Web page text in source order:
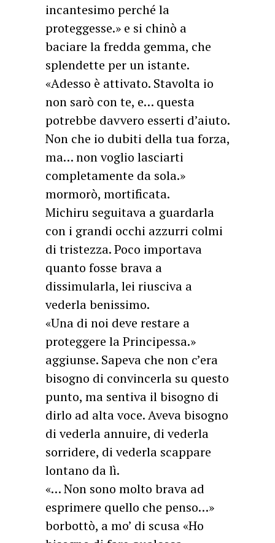
incantesimo perché la
proteggesse.» e si chinò a
baciare la fredda gemma, che
splendette per un istante.
«Adesso è attivato. Stavolta io
non sarò con te, e… questa
potrebbe davvero esserti d’aiuto.
Non che io dubiti della tua forza,
ma… non voglio lasciarti
completamente da sola.»
mormorò, mortificata.
Michiru seguitava a guardarla
con i grandi occhi azzurri colmi
di tristezza. Poco importava
quanto fosse brava a
dissimularla, lei riusciva a
vederla benissimo.
«Una di noi deve restare a
proteggere la Principessa.»
aggiunse. Sapeva che non c’era
bisogno di convincerla su questo
punto, ma sentiva il bisogno di
dirlo ad alta voce. Aveva bisogno
di vederla annuire, di vederla
sorridere, di vederla scappare
lontano da lì.
«… Non sono molto brava ad
esprimere quello che penso…»
borbottò, a mo’ di scusa «Ho